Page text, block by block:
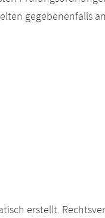
gegebenenfalls
erstellt.